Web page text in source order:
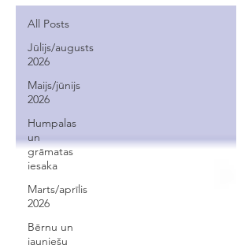
All Posts
Jūlijs/augusts
2026
Maijs/jūnijs
2026
Humpalas
un
grāmatas
iesaka
Marts/aprīlis
2026
Bērnu un
jauniešu